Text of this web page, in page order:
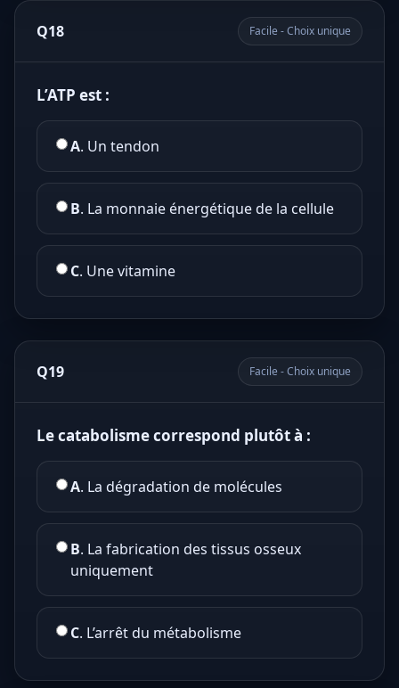
Q18 Facile - Choix unique
L’ATP est :
A. Un tendon
B. La monnaie énergétique de la cellule
C. Une vitamine
Q19 Facile - Choix unique
Le catabolisme correspond plutôt à :
A. La dégradation de molécules
B. La fabrication des tissus osseux
uniquement
C. L’arrêt du métabolisme